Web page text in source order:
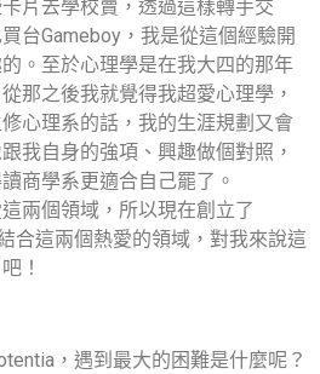
片去學校賣，透過這樣轉手交
台Gameboy，我是從這個經驗開
。至於心理學是在我大四的那年
那之後我就覺得我超愛心理學，
心理系的話，我的生涯規劃又會
我自身的強項、興趣做個對照，
商學系更適合自己罷了。
兩個領域，所以現在創立了
合這兩個熱愛的領域，對我來說這
！
，遇到最大的困難是什麼呢？